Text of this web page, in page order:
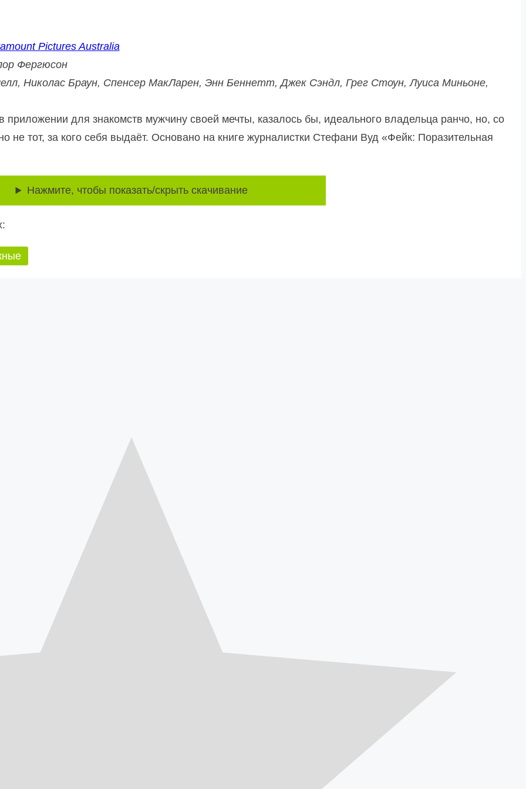
Pictures Australia
Фергюсон
Николас Браун, Спенсер МакЛарен, Энн Беннетт, Джек Сэндл, Грег Стоун, Луиса Миньоне,
для знакомств мужчину своей мечты, казалось бы, идеального владельца ранчо, но, со
не тот, за кого себя выдаёт. Основано на книге журналистки Стефани Вуд «Фейк: Поразительная
Нажмите, чтобы показать/скрыть скачивание